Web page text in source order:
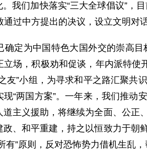
我们加快落实“三大全球倡议”，
过中方提出的决议，设立文明对
确定为中国特色大国外交的崇高
场，积极劝和促谈，年内派特使
友”小组，为寻求和平之路汇聚
“两国方案”。一年来，我们推
主义援助，将继续为全面、公
、和平重建，持之以恒致力于
有”原则，反对恐怖势力借机生乱